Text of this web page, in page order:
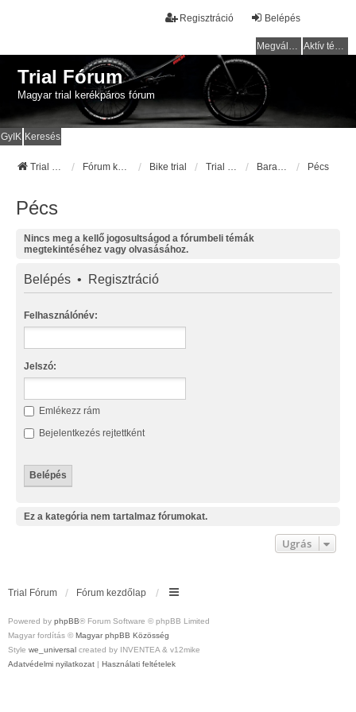
Belépés
Regisztráció
Megválaszolatlan témák Aktív témák
Trial Fórum
Magyar trial kerékpáros fórum
GyIK Keresés
Trial Fórum Bike trial Pécs
Pécs
Nincs meg a kellő jogosultságod a fórumbeli témák
megtekintéséhez vagy olvasásához.
Belépés • Regisztráció
Felhasználónév:
Jelszó:
Emlékezz rám
Bejelentkezés rejtettként
Ez a kategória nem tartalmaz fórumokat.
Ugrás
Trial Fórum Fórum kezdőlap
Powered by phpBB® Forum Software © phpBB Limited
Magyar fordítás © Magyar phpBB Közösség
Style we_universal created by INVENTEA & v12mike
Adatvédelmi nyilatkozat | Használati feltételek